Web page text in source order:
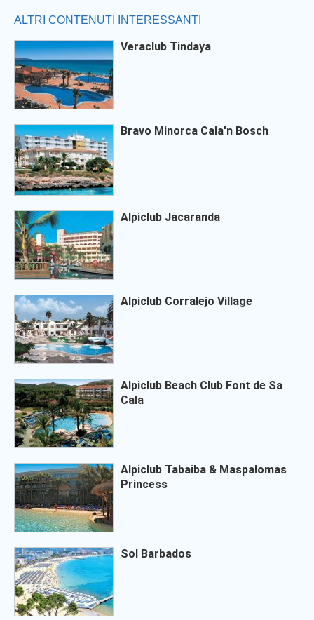
ALTRI CONTENUTI INTERESSANTI
Veraclub Tindaya
Bravo Minorca Cala'n Bosch
Alpiclub Jacaranda
Alpiclub Corralejo Village
Alpiclub Beach Club Font de Sa
Cala
Alpiclub Tabaiba & Maspalomas
Princess
Sol Barbados